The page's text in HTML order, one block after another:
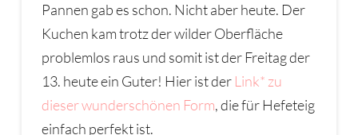
Pannen gab es schon. Nicht aber heute. Der
Kuchen kam trotz der wilder Oberfläche
problemlos raus und somit ist der Freitag der
13. heute ein Guter! Hier ist der Link* zu
dieser wunderschönen Form, die für Hefeteig
einfach perfekt ist.